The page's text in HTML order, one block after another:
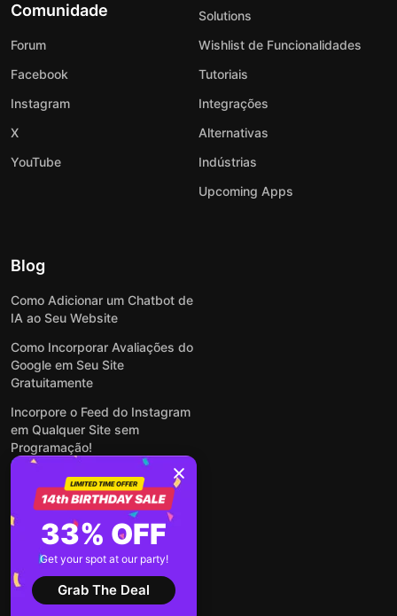
Comunidade
Forum
Facebook
Instagram
X
YouTube
Solutions
Wishlist de Funcionalidades
Tutoriais
Integrações
Alternativas
Indústrias
Upcoming Apps
Blog
Como Adicionar um Chatbot de
IA ao Seu Website
Como Incorporar Avaliações do
Google em Seu Site
Gratuitamente
Incorpore o Feed do Instagram
em Qualquer Site sem
Programação!
Como Incorporar Formulários
em Qualquer Site Online e
Gratuitamente
Como Criar Formulário para
WordPress: Simples e Rápido
Ver todas publicações
33% OFF
Get your spot at our party!
Grab The Deal